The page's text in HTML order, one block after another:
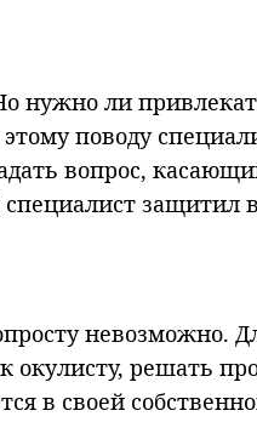
нужно ли
поводу
вопрос,
защитил
невозможно.
окулисту, решать
в своей